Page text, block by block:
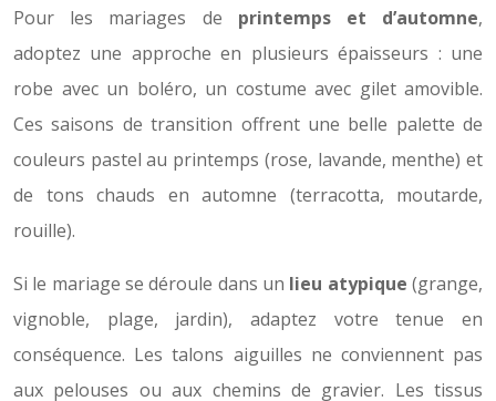
Pour les mariages de printemps et d’automne,
adoptez une approche en plusieurs épaisseurs : une
robe avec un boléro, un costume avec gilet amovible.
Ces saisons de transition offrent une belle palette de
couleurs pastel au printemps (rose, lavande, menthe) et
de tons chauds en automne (terracotta, moutarde,
rouille).
Si le mariage se déroule dans un lieu atypique (grange,
vignoble, plage, jardin), adaptez votre tenue en
conséquence. Les talons aiguilles ne conviennent pas
aux pelouses ou aux chemins de gravier. Les tissus